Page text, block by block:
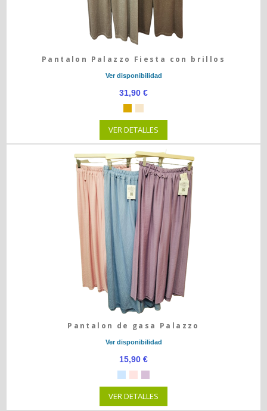
Pantalon Palazzo Fiesta con brillos
Ver disponibilidad
31,90 €
VER DETALLES
Pantalon de gasa Palazzo
Ver disponibilidad
15,90 €
VER DETALLES